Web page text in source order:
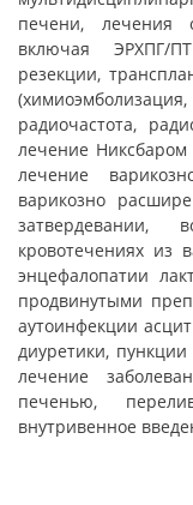
печени, лечения
включая ЭРХПГ/
резекции,
радиочастота,
лечение Никсбаром
лечение
варикозно
затвердевании,
кровотечениях из
энцефалопатии
продвинутыми
аутоинфекции
диуретики,
лечение
печенью,
внутривенное